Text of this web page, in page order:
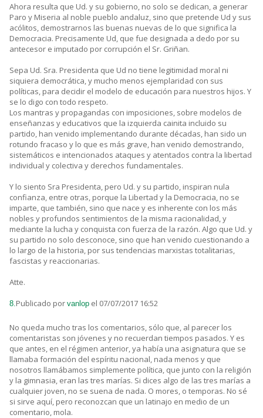
Ahora resulta que Ud. y su gobierno, no solo se dedican, a generar
Paro y Miseria al noble pueblo andaluz, sino que pretende Ud y sus
acólitos, demostrarnos las buenas nuevas de lo que significa la
Democracia. Precisamente Ud, que fue designada a dedo por su
antecesor e imputado por corrupción el Sr. Griñan.
Sepa Ud. Sra. Presidenta que Ud no tiene legitimidad moral ni
siquiera democrática, y mucho menos ejemplaridad con sus
políticas, para decidir el modelo de educación para nuestros hijos. Y
se lo digo con todo respeto.
Los mantras y propagandas con imposiciones, sobre modelos de
enseñanzas y educativos que la izquierda cainita incluido su
partido, han venido implementando durante décadas, han sido un
rotundo fracaso y lo que es más grave, han venido demostrando,
sistemáticos e intencionados ataques y atentados contra la libertad
individual y colectiva y derechos fundamentales.
Y lo siento Sra Presidenta, pero Ud. y su partido, inspiran nula
confianza, entre otras, porque la Libertad y la Democracia, no se
imparte, que también, sino que nace y es inherente con los más
nobles y profundos sentimientos de la misma racionalidad, y
mediante la lucha y conquista con fuerza de la razón. Algo que Ud. y
su partido no solo desconoce, sino que han venido cuestionando a
lo largo de la historia, por sus tendencias marxistas totalitarias,
fascistas y reaccionarias.
Atte.
8. Publicado por vanlop el 07/07/2017 16:52
No queda mucho tras los comentarios, sólo que, al parecer los
comentaristas son jóvenes y no recuerdan tiempos pasados. Y es
que antes, en el régimen anterior, ya había una asignatura que se
llamaba formación del espíritu nacional, nada menos y que
nosotros llamábamos simplemente política, que junto con la religión
y la gimnasia, eran las tres marías. Si dices algo de las tres marías a
cualquier joven, no se suena de nada. O mores, o temporas. No sé
si sirve aquí, pero reconozcan que un latinajo en medio de un
comentario, mola.